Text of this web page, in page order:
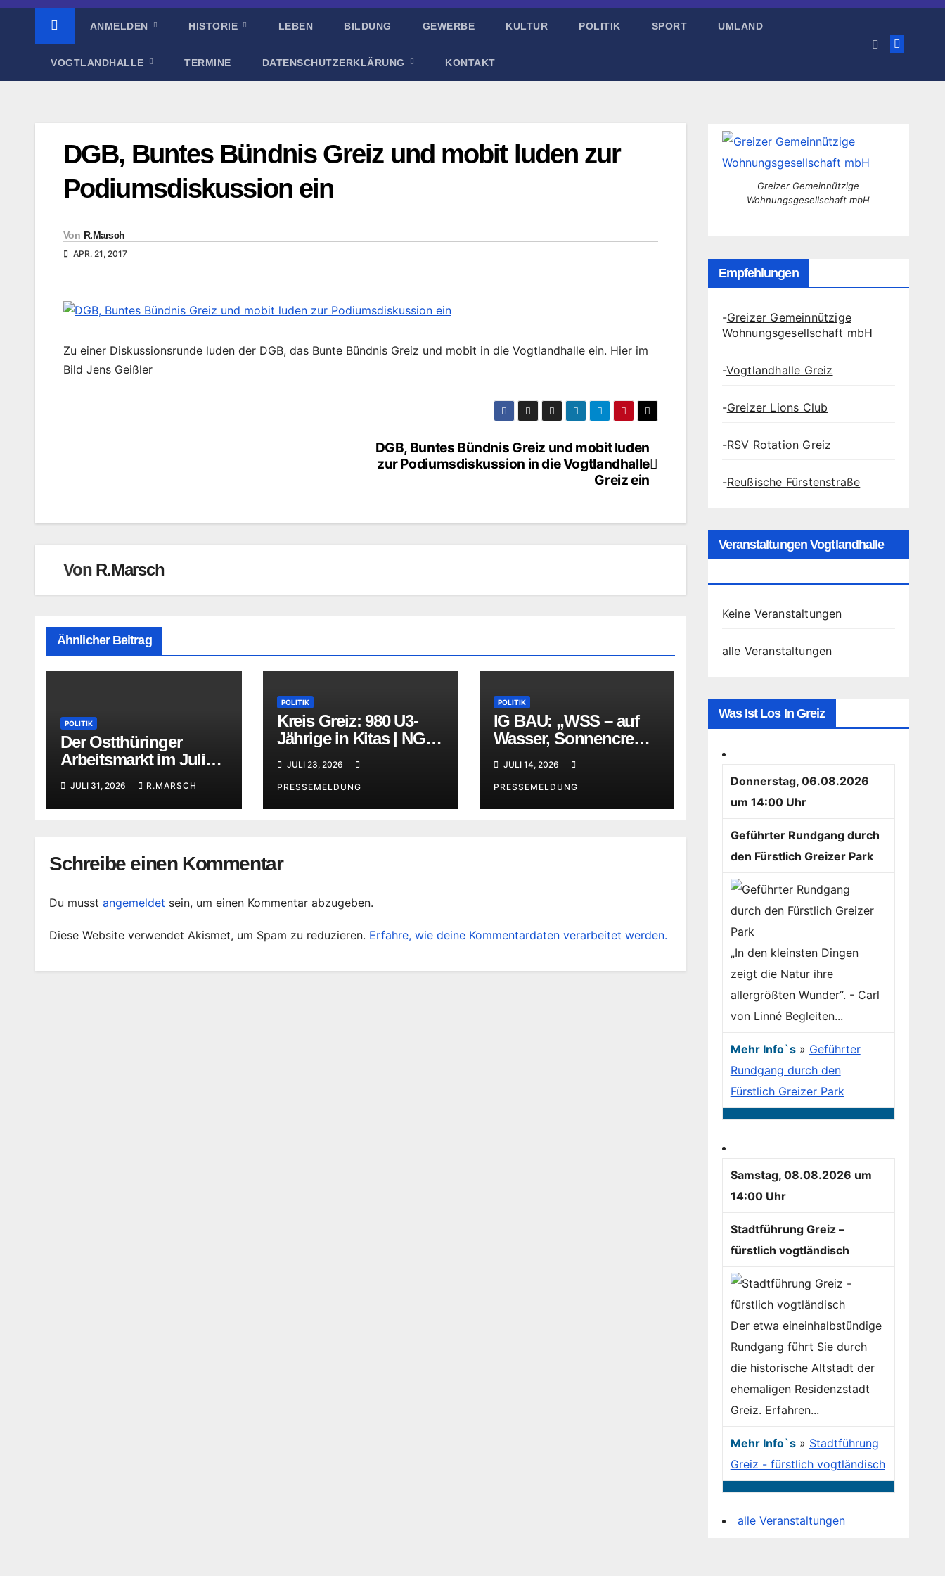
ANMELDEN HISTORIE LEBEN BILDUNG GEWERBE KULTUR POLITIK SPORT UMLAND
VOGTLANDHALLE TERMINE DATENSCHUTZERKLÄRUNG KONTAKT
DGB, Buntes Bündnis Greiz und mobit luden zur
Podiumsdiskussion ein
Von R.Marsch
APR. 21, 2017
Zu einer Diskussionsrunde luden der DGB, das Bunte Bündnis Greiz und mobit in die Vogtlandhalle ein. Hier im
Bild Jens Geißler
DGB, Buntes Bündnis Greiz und mobit luden
zur Podiumsdiskussion in die Vogtlandhalle
Greiz ein
Von R.Marsch
Ähnlicher Beitrag
POLITIK
Der Ostthüringer
Arbeitsmarkt im Juli
JULI 31, 2026 R.MARSCH
POLITIK
Kreis Greiz: 980 U3-
Jährige in Kitas | NGG
JULI 23, 2026
PRESSEMELDUNG
POLITIK
IG BAU: „WSS – auf
Wasser, Sonnencreme
es an“
JULI 14, 2026
PRESSEMELDUNG
Schreibe einen Kommentar
Du musst angemeldet sein, um einen Kommentar abzugeben.
Diese Website verwendet Akismet, um Spam zu reduzieren. Erfahre, wie deine Kommentardaten verarbeitet werden.
Greizer Gemeinnützige
Wohnungsgesellschaft mbH
Empfehlungen
-Greizer Gemeinnützige
Wohnungsgesellschaft mbH
-Vogtlandhalle Greiz
-Greizer Lions Club
-RSV Rotation Greiz
-Reußische Fürstenstraße
Veranstaltungen Vogtlandhalle
Keine Veranstaltungen
alle Veranstaltungen
Was Ist Los In Greiz
Donnerstag, 06.08.2026
um 14:00 Uhr
Geführter Rundgang durch
den Fürstlich Greizer Park
„In den kleinsten Dingen
zeigt die Natur ihre
allergrößten Wunder“. - Carl
von Linné Begleiten...
Mehr Info`s» Geführter
Rundgang durch den
Fürstlich Greizer Park
Samstag, 08.08.2026 um
14:00 Uhr
Stadtführung Greiz –
fürstlich vogtländisch
Der etwa eineinhalbstündige
Rundgang führt Sie durch
die historische Altstadt der
ehemaligen Residenzstadt
Greiz. Erfahren...
Mehr Info`s» Stadtführung
Greiz - fürstlich vogtländisch
alle Veranstaltungen